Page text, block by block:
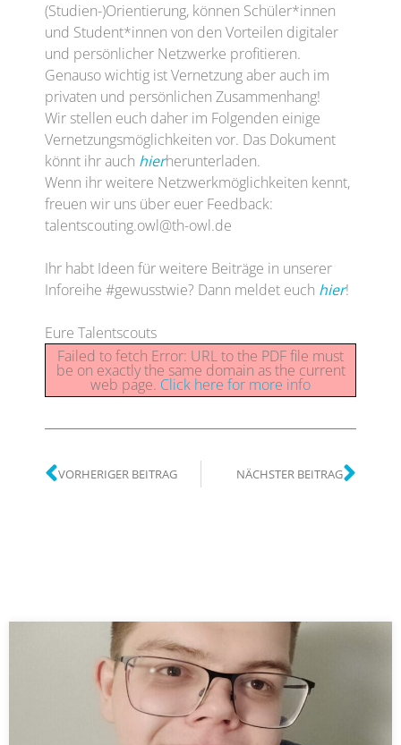
(Studien-)Orientierung, können Schüler*innen
und Student*innen von den Vorteilen digitaler
und persönlicher Netzwerke profitieren.
Genauso wichtig ist Vernetzung aber auch im
privaten und persönlichen Zusammenhang!
Wir stellen euch daher im Folgenden einige
Vernetzungsmöglichkeiten vor. Das Dokument
könnt ihr auch hierherunterladen.
Wenn ihr weitere Netzwerkmöglichkeiten kennt,
freuen wir uns über euer Feedback:
talentscouting.owl@th-owl.de
Ihr habt Ideen für weitere Beiträge in unserer
Inforeihe #gewusstwie? Dann meldet euch hier!
Eure Talentscouts
Failed to fetch Error: URL to the PDF file must
be on exactly the same domain as the current
web page. Click here for more info
VORHERIGER BEITRAG NÄCHSTER BEITRAG